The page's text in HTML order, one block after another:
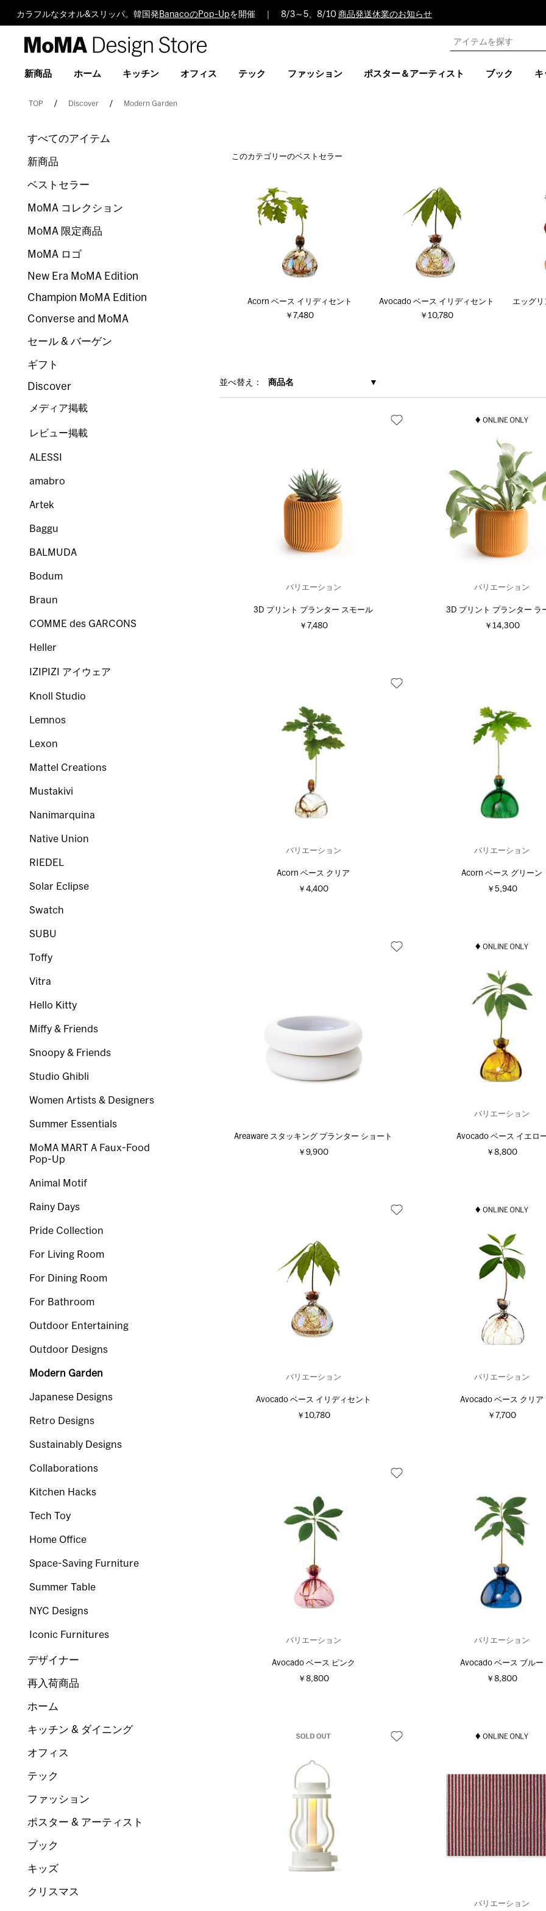
カラフルなタオル&スリッパ。韓国発 BanacoのPop-Upを開催 ｜ 8/3～5、8/10 商品発送休業のお知らせ
Design
新商品 ホーム キッチン オフィス テック ファッション ポスター＆アーティスト ブック キ
TOP Discover Modern Garden
このカテゴリーのベストセラー
Acorn ベース イリディセント
￥7,480
Avocado ベース イリディセント
￥10,780
エッグ
並べ替え： 商品名
バリエーション
3D プリント プランター スモール
￥7,480
バリエーション
3D プリント プランター ラ
￥14,300
バリエーション
Acorn ベース クリア
￥4,400
バリエーション
Acorn ベース グリーン
￥5,940
Areaware スタッキング プランター ショート
￥9,900
バリエーション
Avocado ベース イエロ
￥8,800
バリエーション
Avocado ベース イリディセント
￥10,780
バリエーション
Avocado ベース クリア
￥7,700
バリエーション
Avocado ベース ピンク
￥8,800
バリエーション
Avocado ベース ブルー
￥8,800
バリエーション
すべてのアイテム
新商品
ベストセラー
MoMA コレクション
MoMA 限定商品
MoMA ロゴ
New Era MoMA Edition
Champion MoMA Edition
Converse and MoMA
セール & バーゲン
ギフト
Discover
メディア掲載
レビュー掲載
ALESSI
amabro
Artek
Baggu
BALMUDA
Bodum
Braun
COMME des GARCONS
Heller
IZIPIZI アイウェア
Knoll Studio
Lemnos
Lexon
Mattel Creations
Mustakivi
Nanimarquina
Native Union
RIEDEL
Solar Eclipse
Swatch
SUBU
Toffy
Vitra
Hello Kitty
Miffy & Friends
Snoopy & Friends
Studio Ghibli
Women Artists & Designers
Summer Essentials
MoMA MART A Faux-Food
Pop-Up
Animal Motif
Rainy Days
Pride Collection
For Living Room
For Dining Room
For Bathroom
Outdoor Entertaining
Outdoor Designs
Modern Garden
Japanese Designs
Retro Designs
Sustainably Designs
Collaborations
Kitchen Hacks
Tech Toy
Home Office
Space-Saving Furniture
Summer Table
NYC Designs
Iconic Furnitures
デザイナー
再入荷商品
ホーム
キッチン & ダイニング
オフィス
テック
ファッション
ポスター & アーティスト
ブック
キッズ
クリスマス